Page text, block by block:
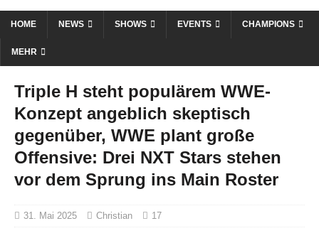
HOME NEWS SHOWS EVENTS CHAMPIONS
MEHR
Triple H steht populärem WWE-
Konzept angeblich skeptisch
gegenüber, WWE plant große
Offensive: Drei NXT Stars stehen
vor dem Sprung ins Main Roster
31. Mai 2025 Christian 17